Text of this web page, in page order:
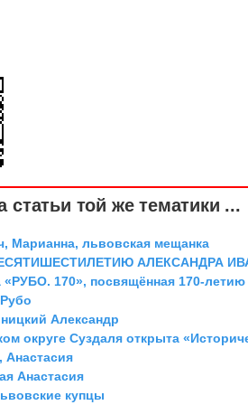
статьи той же тематики ...
Марианна, львовская мещанка
АЛЕКСАНДРА
«РУБО. 170», посвящённая 170-
Александр
округе Суздаля открыта
Анастасия
Анастасия
купцы